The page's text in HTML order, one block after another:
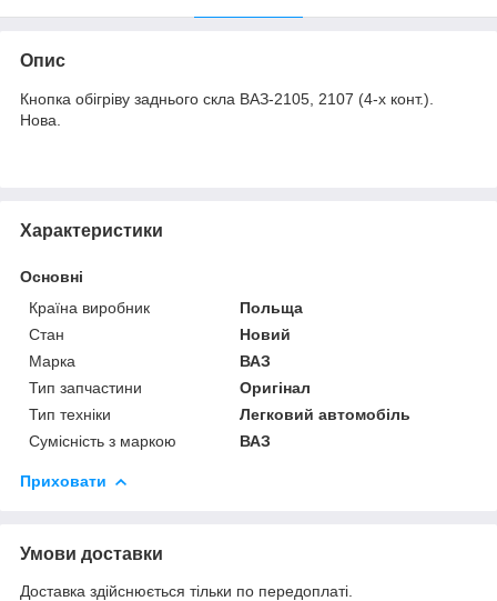
Опис
Кнопка обігріву заднього скла ВАЗ-2105, 2107 (4-х конт.).
Нова.
Характеристики
Основні
Країна виробник
Польща
Стан
Новий
Марка
ВАЗ
Тип запчастини
Оригінал
Тип техніки
Легковий автомобіль
Сумісність з маркою
ВАЗ
Приховати
Умови доставки
Доставка здійснюється тільки по передоплаті.